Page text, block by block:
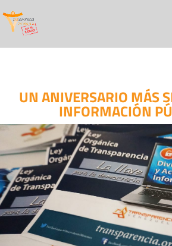
UN ANIVERSARIO MÁS
INFORMACIÓN